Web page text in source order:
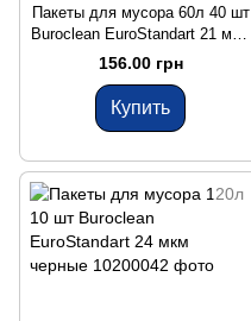
Пакеты для мусора 60л 40 шт
Buroclean EuroStandart 21 мкм
синие
156.00 грн
Купить